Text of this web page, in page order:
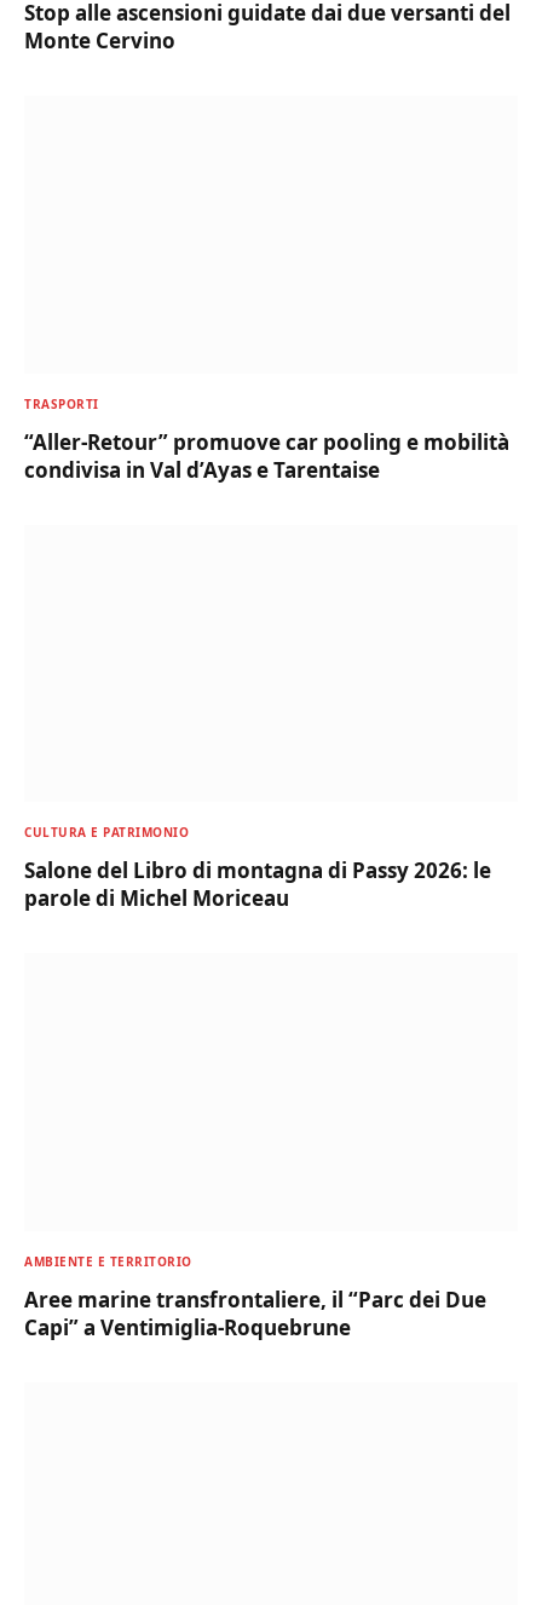
Stop alle ascensioni guidate dai due versanti del
Monte Cervino
TRASPORTI
“Aller-Retour” promuove car pooling e mobilità
condivisa in Val d’Ayas e Tarentaise
CULTURA E PATRIMONIO
Salone del Libro di montagna di Passy 2026: le
parole di Michel Moriceau
AMBIENTE E TERRITORIO
Aree marine transfrontaliere, il “Parc dei Due
Capi” a Ventimiglia-Roquebrune